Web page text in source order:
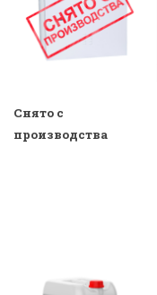
Снято с
производства